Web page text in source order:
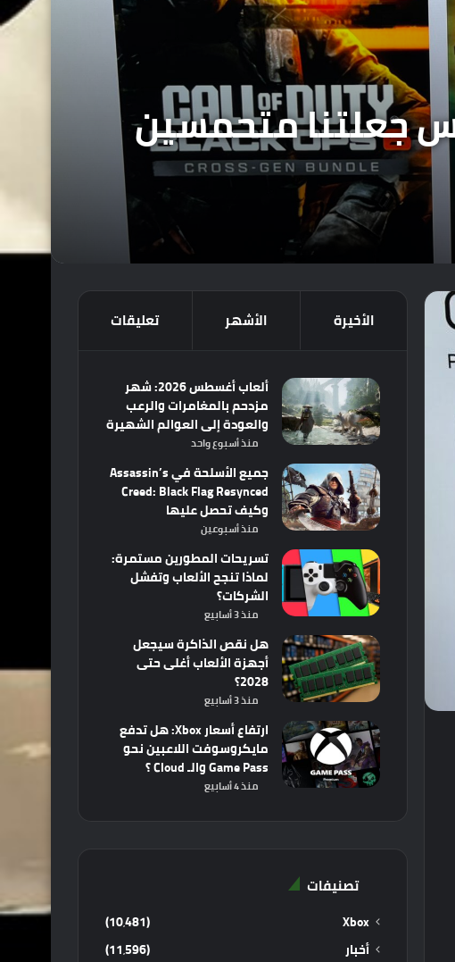
جعلتنا متحمسين
الأخيرة الأشهر تعليقات
ألعاب أغسطس 2026: شهر
مزدحم بالمغامرات والرعب
والعودة إلى العوالم الشهيرة
منذ أسبوع واحد
جميع الأسلحة في Assassin’s
Creed: Black Flag Resynced
وكيف تحصل عليها
منذ أسبوعين
تسريحات المطورين مستمرة:
لماذا تنجح الألعاب وتفشل
الشركات؟
منذ 3 أسابيع
هل نقص الذاكرة سيجعل
أجهزة الألعاب أغلى حتى
2028؟
منذ 3 أسابيع
ارتفاع أسعار Xbox: هل تدفع
مايكروسوفت اللاعبين نحو
Game Pass والـ Cloud ؟
منذ 4 أسابيع
تصنيفات
Xbox
(10٬481)
أخبار
(11٬596)